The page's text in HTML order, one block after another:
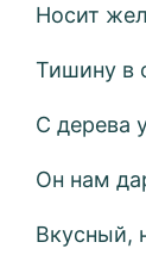
Носит
Тишину в
С дерева
Он нам
Вкусный,